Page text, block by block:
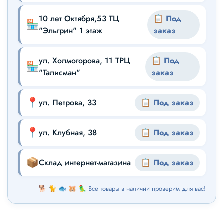
🏪10 лет Октября,53 ТЦ
"Эльгрин" 1 этаж
📋 Под
заказ
🏪ул. Холмогорова, 11 ТРЦ
"Талисман"
📋 Под
заказ
📍 ул. Петрова, 33 📋 Под заказ
📍 ул. Клубная, 38 📋 Под заказ
📦Склад интернет-магазина 📋 Под заказ
🐕 🐈 🐟 🐹 🦜 Все товары в наличии проверим для вас!